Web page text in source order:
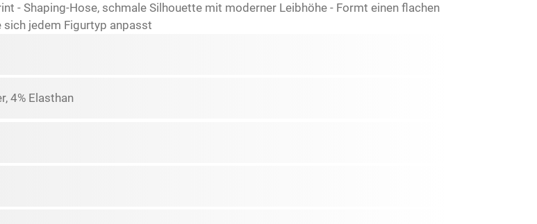
- Shaping-Hose, schmale Silhouette mit moderner Leibhöhe - Formt einen flachen
sich jedem Figurtyp anpasst
4% Elasthan